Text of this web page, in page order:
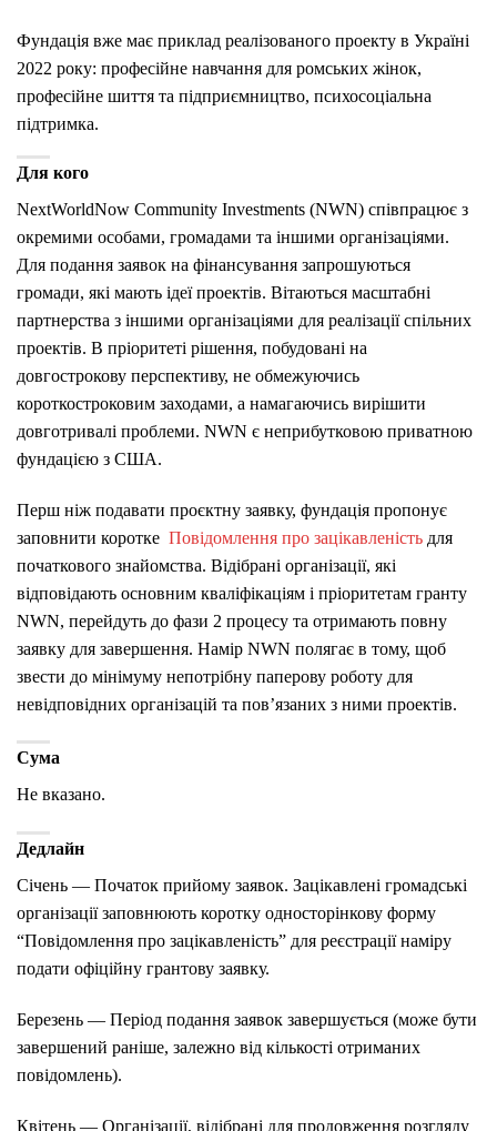
Фундація вже має приклад реалізованого проекту в Україні
2022 року: професійне навчання для ромських жінок,
професійне шиття та підприємництво, психосоціальна
підтримка.
Для кого
NextWorldNow Community Investments (NWN) співпрацює з
окремими особами, громадами та іншими організаціями.
Для подання заявок на фінансування запрошуються
громади, які мають ідеї проектів. Вітаються масштабні
партнерства з іншими організаціями для реалізації спільних
проектів. В пріоритеті рішення, побудовані на
довгострокову перспективу, не обмежуючись
короткостроковим заходами, а намагаючись вирішити
довготривалі проблеми. NWN є неприбутковою приватною
фундацією з США.
Перш ніж подавати проєктну заявку, фундація пропонує
заповнити коротке Повідомлення про зацікавленість для
початкового знайомства. Відібрані організації, які
відповідають основним кваліфікаціям і пріоритетам гранту
NWN, перейдуть до фази 2 процесу та отримають повну
заявку для завершення. Намір NWN полягає в тому, щоб
звести до мінімуму непотрібну паперову роботу для
невідповідних організацій та пов’язаних з ними проектів.
Сума
Не вказано.
Дедлайн
Січень — Початок прийому заявок. Зацікавлені громадські
організації заповнюють коротку односторінкову форму
“Повідомлення про зацікавленість” для реєстрації наміру
подати офіційну грантову заявку.
Березень — Період подання заявок завершується (може бути
завершений раніше, залежно від кількості отриманих
повідомлень).
Квітень — Організації, відібрані для продовження розгляду